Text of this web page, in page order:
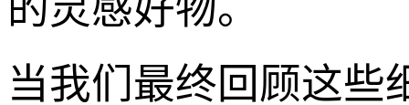
当我们最终回顾这些